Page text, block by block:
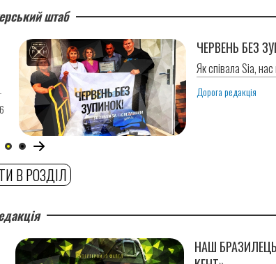
штаб
ЧЕРВЕНЬ БЕЗ
Як співала Sia,
Дорога редакція
В РОЗДІЛ
НАШ